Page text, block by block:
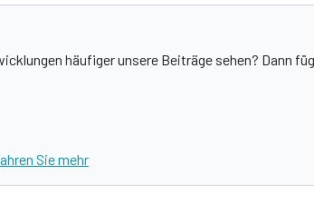
häufiger unsere Beiträge sehen? Dann
Sie mehr